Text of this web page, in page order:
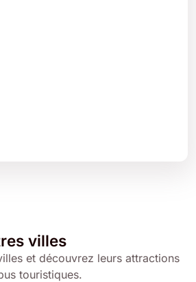
villes
et découvrez leurs attractions
touristiques.